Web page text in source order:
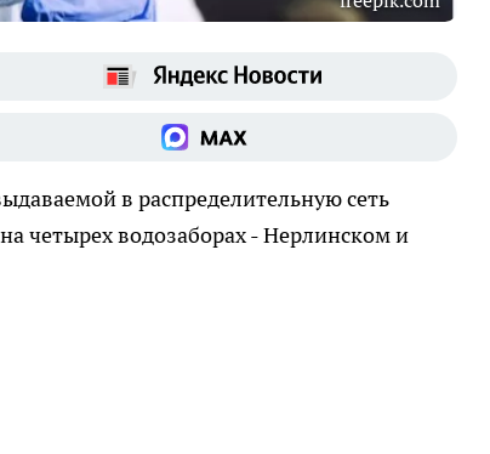
в распределительную сеть
четырех водозаборах - Нерлинском и